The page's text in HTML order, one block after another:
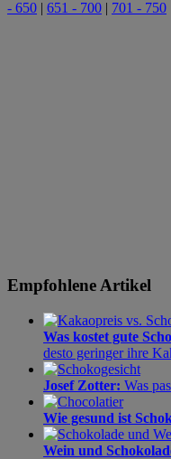
- 650 | 651 - 700 | 701 - 750
Empfohlene Artikel
Was kostet gute
desto geringer ihre
Josef Zotter: Was
Wie gesund ist
Wein und